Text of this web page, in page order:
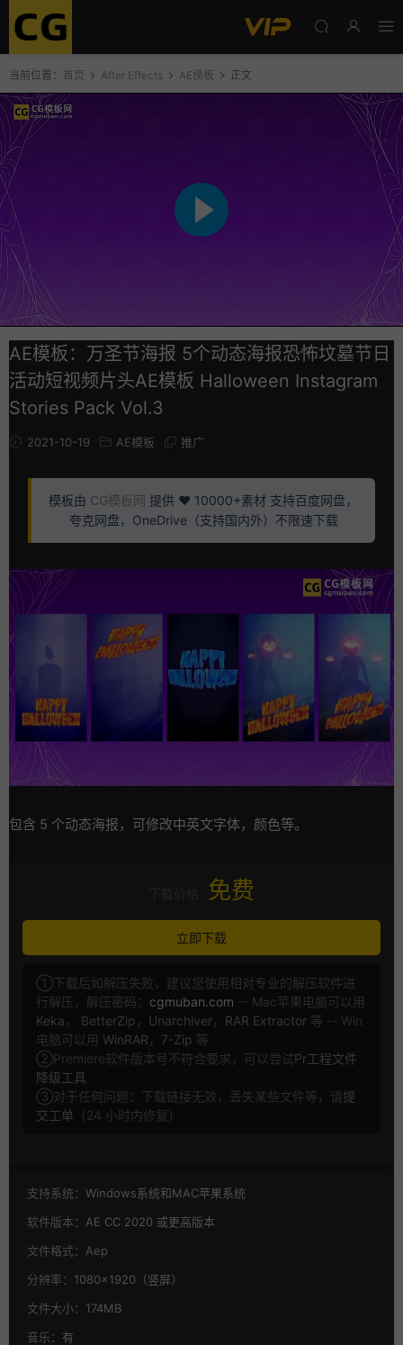
当前位置： 首页 After Effects AE模板 正文
AE模板：万圣节海报 5个动态海报恐怖坟墓节日
活动短视频片头AE模板 Halloween Instagram
Stories Pack Vol.3
2021-10-19 AE模板 推广
模板由 CG模板网 提供 ❤️ 10000+素材 支持百度网盘，
夸克网盘，OneDrive（支持国内外）不限速下载
包含 5 个动态海报，可修改中英文字体，颜色等。
免费
立即下载
①下载后如解压失败，建议您使用相对专业的解压软件进
行解压，解压密码： cgmuban.com -- Mac苹果电脑可以用
Keka ， BetterZip ， Unarchiver， RAR Extractor 等 -- Win
电脑可以用 WinRAR ， 7-Zip 等
②Premiere软件版本号不符合要求，可以尝试Pr工程文件
降级工具
③对于任何问题：下载链接无效，丢失某些文件等，请提
交工单 （24 小时内修复）
支持系统： Windows系统和MAC苹果系统
软件版本： AE CC 2020 或更高版本
文件格式： Aep
分辨率： 1080×1920（竖屏）
文件大小： 174MB
音乐： 有